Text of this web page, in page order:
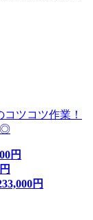
ツコツ作業！
◎
円
円
円